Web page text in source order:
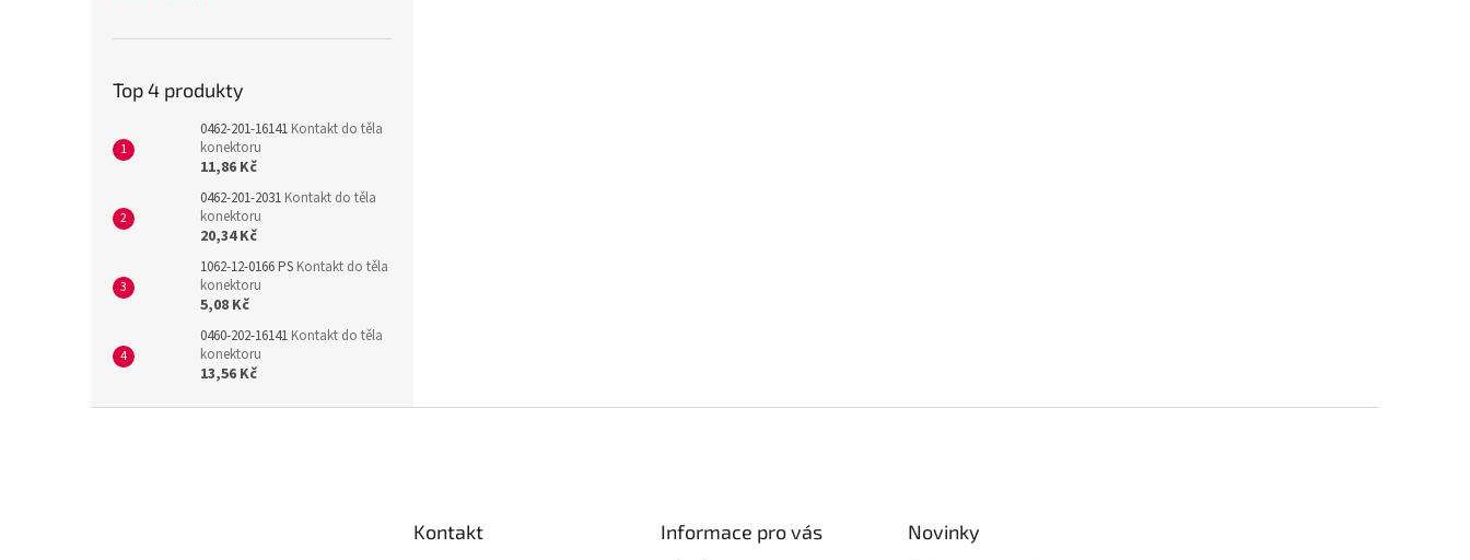
Top 4 produkty
0462-201-16141 Kontakt do těla
konektoru
11,86 Kč
0462-201-2031 Kontakt do těla
konektoru
20,34 Kč
1062-12-0166 PS Kontakt do těla
konektoru
5,08 Kč
0460-202-16141 Kontakt do těla
konektoru
13,56 Kč
Kontakt Informace pro vás Novinky